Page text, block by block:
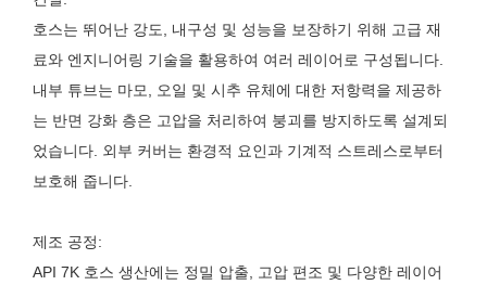
호스는 뛰어난 강도, 내구성 및 성능을 보장하기 위해 고급 재
료와 엔지니어링 기술을 활용하여 여러 레이어로 구성됩니다.
내부 튜브는 마모, 오일 및 시추 유체에 대한 저항력을 제공하
는 반면 강화 층은 고압을 처리하여 붕괴를 방지하도록 설계되
었습니다. 외부 커버는 환경적 요인과 기계적 스트레스로부터
보호해 줍니다.
제조 공정:
API 7K 호스 생산에는 정밀 압출, 고압 편조 및 다양한 레이어